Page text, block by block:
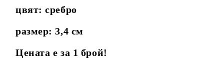
цвят: сребро
размер: 3,4 см
Цената е за 1 брой!